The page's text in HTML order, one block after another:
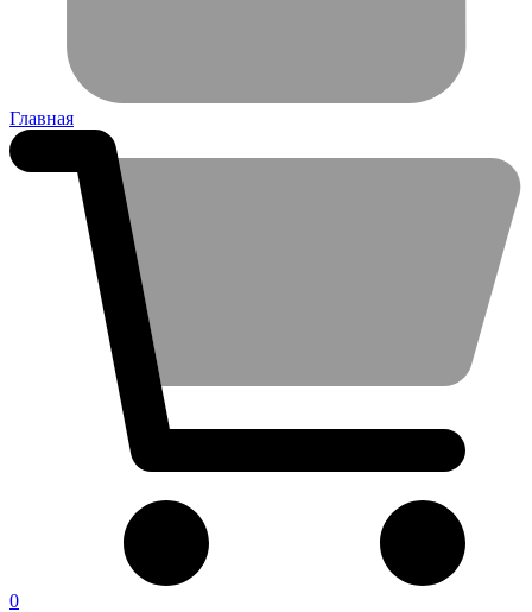
Главная
0